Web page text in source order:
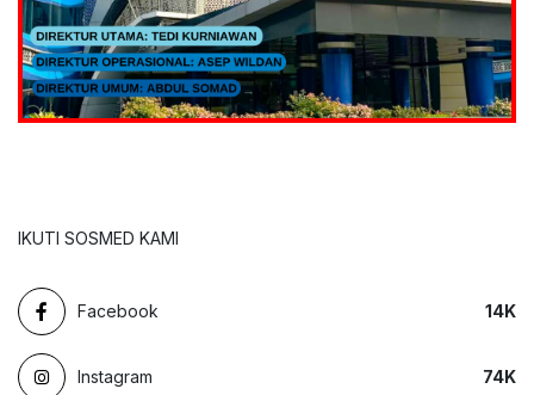
IKUTI SOSMED KAMI
Facebook 14K
Instagram 74K